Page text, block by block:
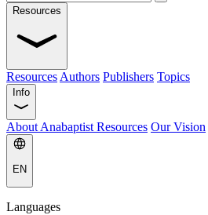
Resources
Resources Authors Publishers Topics
Info
About Anabaptist Resources Our Vision
EN
Languages